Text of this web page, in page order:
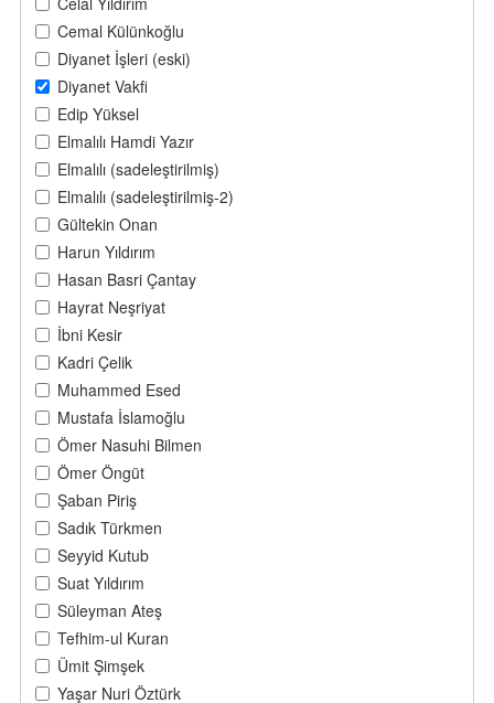
Cemal Külünkoğlu
Diyanet İşleri (eski)
Diyanet Vakfi
Edip Yüksel
Elmalılı Hamdi Yazır
Elmalılı (sadeleştirilmiş)
Elmalılı (sadeleştirilmiş-2)
Gültekin Onan
Harun Yıldırım
Hasan Basri Çantay
Hayrat Neşriyat
İbni Kesir
Kadri Çelik
Muhammed Esed
Mustafa İslamoğlu
Ömer Nasuhi Bilmen
Ömer Öngüt
Şaban Piriş
Sadık Türkmen
Seyyid Kutub
Suat Yıldırım
Süleyman Ateş
Tefhim-ul Kuran
Ümit Şimşek
Yaşar Nuri Öztürk